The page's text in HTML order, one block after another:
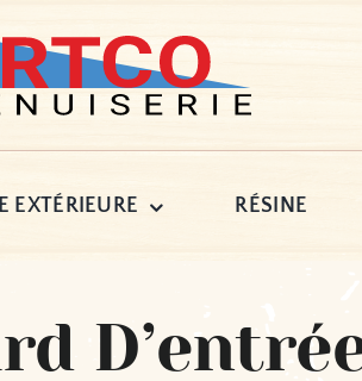
EXTÉRIEURE RÉSINE